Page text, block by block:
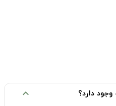
دارد؟ expand_more